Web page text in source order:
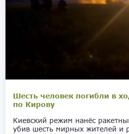
Шесть человек погибли в
по Кирову
Киевский режим нанёс
убив шесть мирных жителей и